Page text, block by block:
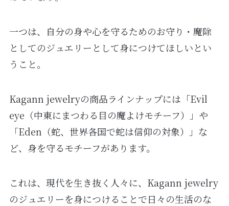
一つは、自分の身や心を守るためのお守り・魔除
としてのジュエリーとして身につけてほしいとい
うこと。
Kagann jewelryの商品ラインナップには「Evil
eye（中東にまつわる目の魔よけモチーフ）」や
「Eden（蛇、世界各国で蛇は信仰の対象）」な
ど、身を守るモチーフがあります。
これは、現代を生き抜く人々に、Kagann jewelry
のジュエリーを身につけることで日々の生活のな